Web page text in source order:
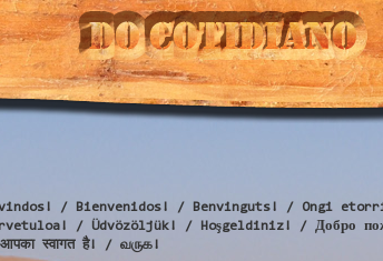
vindos! / Bienvenidos! / Benvinguts! / Ongi
/ Üdvözöljük! / Hoşgeldiniz! / Добро
स्वागत है! / வருக!